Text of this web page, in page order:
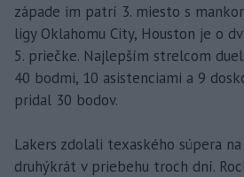
západe im patrí 3. miesto s
ligy Oklahomu City, Houston je o
5. priečke. Najlepším strelcom
40 bodmi, 10 asistenciami a 9
pridal 30 bodov.
Lakers zdolali texaského súpera
druhýkrát v priebehu troch dní.